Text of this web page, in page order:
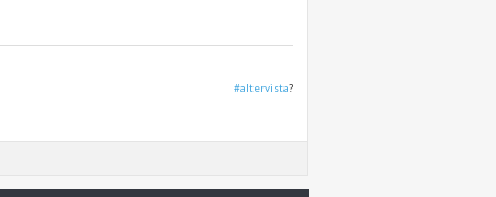
#altervista?